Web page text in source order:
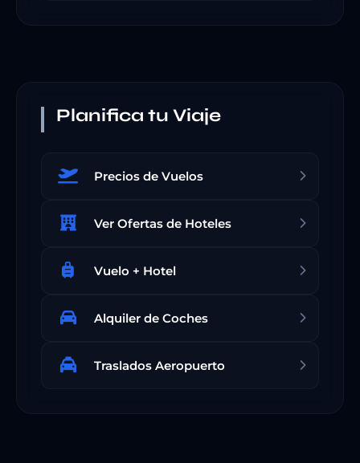
Planifica tu Viaje
Precios de Vuelos
Ver Ofertas de Hoteles
Vuelo + Hotel
Alquiler de Coches
Traslados Aeropuerto